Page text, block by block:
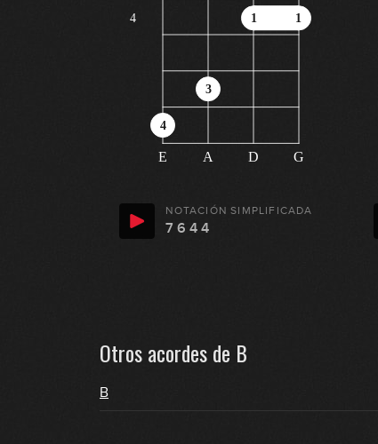
4
E A D G
1 1
4
3
NOTACIÓN SIMPLIFICADA
7 6 4 4
Otros acordes de B
B